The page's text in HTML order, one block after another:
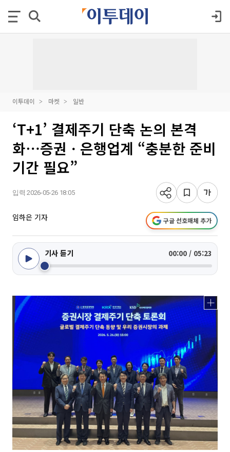
이투데이 마켓 일반
‘T+1’ 결제주기 단축 논의 본격
화⋯증권ㆍ은행업계 “충분한 준비
기간 필요”
입력 2026-05-26 18:05
임하은 기자 구글 선호매체 추가
기사 듣기 00:00 / 05:23